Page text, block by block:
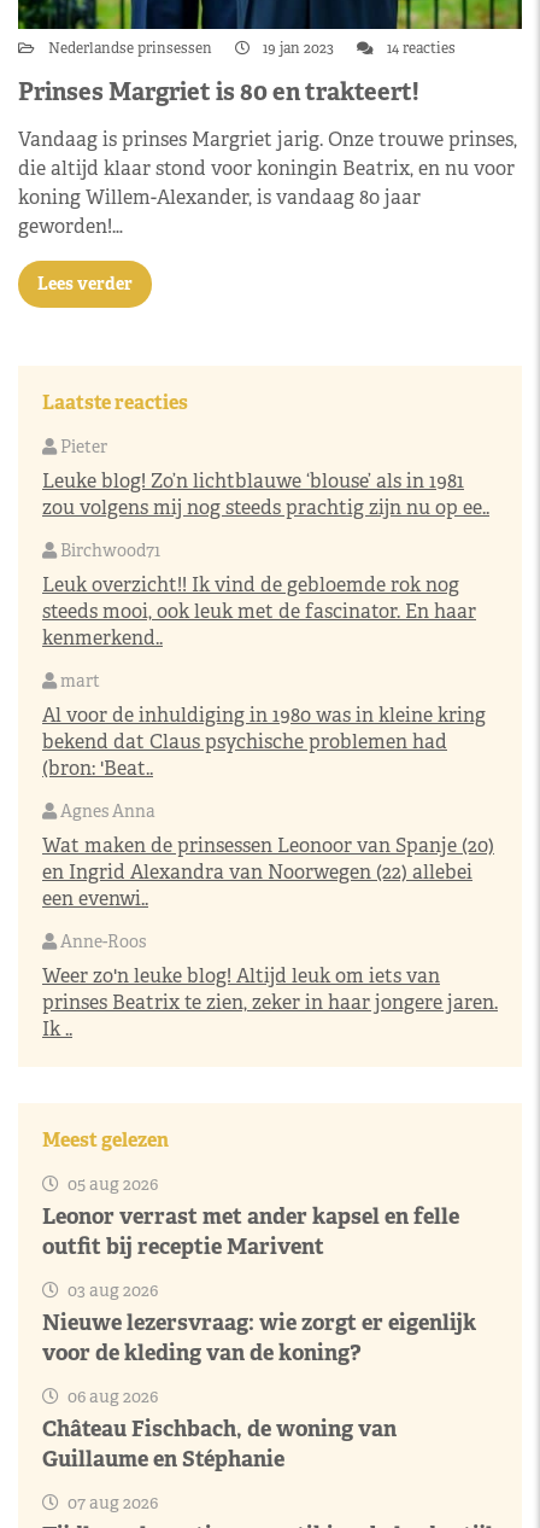
Nederlandse prinsessen 19 jan 2023 14 reacties
Prinses Margriet is 80 en trakteert!
Vandaag is prinses Margriet jarig. Onze trouwe prinses,
die altijd klaar stond voor koningin Beatrix, en nu voor
koning Willem-Alexander, is vandaag 80 jaar
geworden!…
Lees verder
Laatste reacties
Pieter
Leuke blog! Zo’n lichtblauwe ‘blouse’ als in 1981
zou volgens mij nog steeds prachtig zijn nu op ee..
Birchwood71
Leuk overzicht!! Ik vind de gebloemde rok nog
steeds mooi, ook leuk met de fascinator. En haar
kenmerkend..
mart
Al voor de inhuldiging in 1980 was in kleine kring
bekend dat Claus psychische problemen had
(bron: 'Beat..
Agnes Anna
Wat maken de prinsessen Leonoor van Spanje (20)
en Ingrid Alexandra van Noorwegen (22) allebei
een evenwi..
Anne-Roos
Weer zo'n leuke blog! Altijd leuk om iets van
prinses Beatrix te zien, zeker in haar jongere jaren.
Ik ..
Meest gelezen
05 aug 2026
Leonor verrast met ander kapsel en felle
outfit bij receptie Marivent
03 aug 2026
Nieuwe lezersvraag: wie zorgt er eigenlijk
voor de kleding van de koning?
06 aug 2026
Château Fischbach, de woning van
Guillaume en Stéphanie
07 aug 2026